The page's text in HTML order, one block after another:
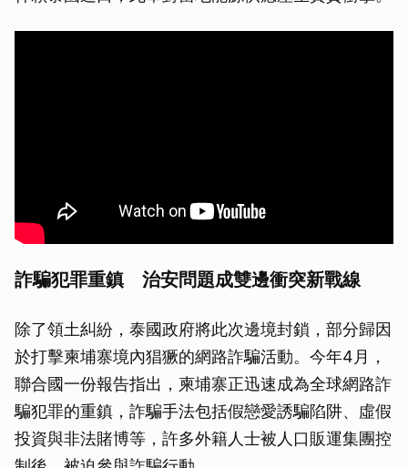
詐騙犯罪重鎮 治安問題成雙邊衝突新戰線
除了領土糾紛，泰國政府將此次邊境封鎖，部分歸因
於打擊柬埔寨境內猖獗的網路詐騙活動。今年4月，
聯合國一份報告指出，柬埔寨正迅速成為全球網路詐
騙犯罪的重鎮，詐騙手法包括假戀愛誘騙陷阱、虛假
投資與非法賭博等，許多外籍人士被人口販運集團控